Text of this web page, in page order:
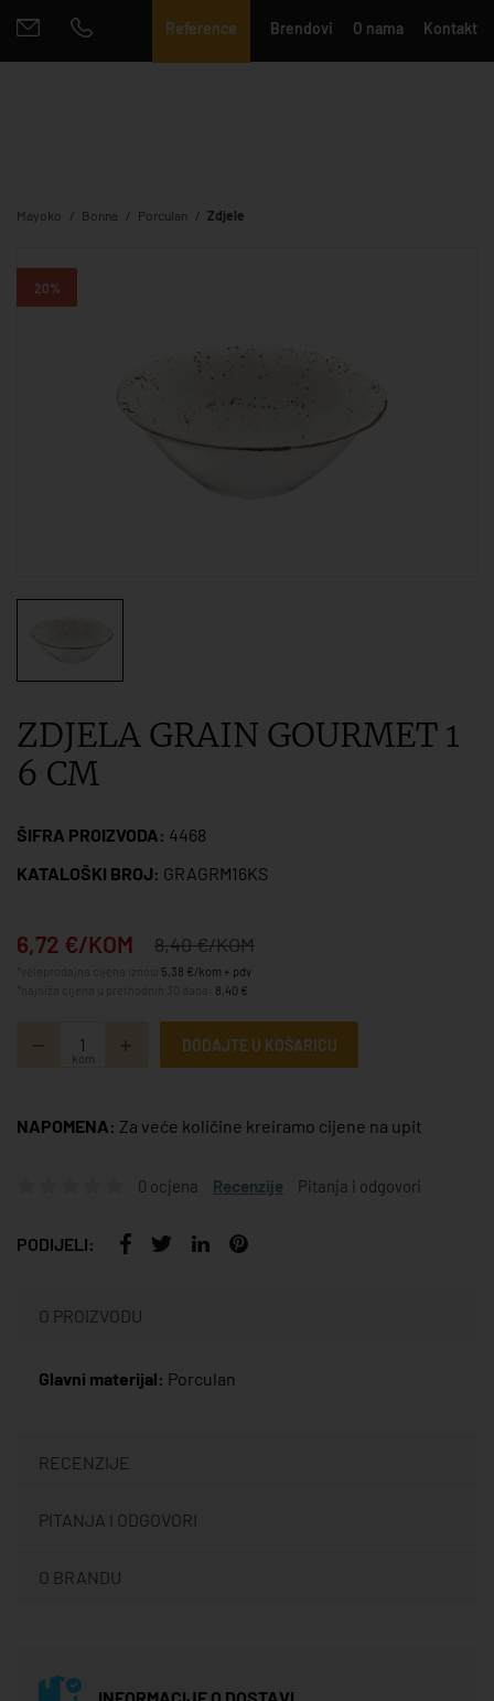
Reference Brendovi O nama Kontakt
Mayoko Bonna Porculan Zdjele
20%
ZDJELA GRAIN GOURMET 1
6 CM
ŠIFRA PROIZVODA: 4468
KATALOŠKI BROJ: GRAGRM16KS
6,72 €/KOM 8,40 €/KOM
5,38 €/kom + pdv
8,40 €
kom
DODAJTE U KOŠARICU
NAPOMENA: Za veće količine kreiramo cijene na upit
0 ocjena Recenzije Pitanja i odgovori
PODIJELI:
O PROIZVODU
Glavni materijal: Porculan
RECENZIJE
PITANJA I ODGOVORI
O BRANDU
INFORMACIJE O DOSTAVI